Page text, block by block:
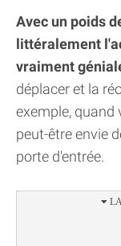
Avec un poids
littéralement
vraiment
déplacer et la
exemple, quand
peut-être envie
porte d'entrée.